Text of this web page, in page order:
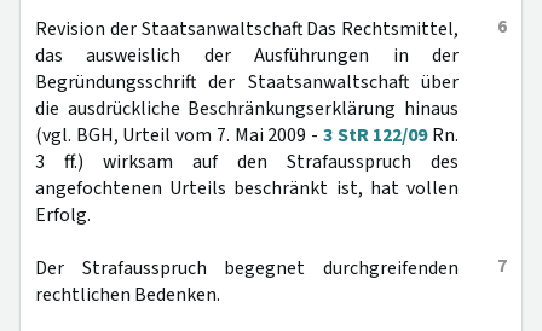
6
Revision der Staatsanwaltschaft Das Rechtsmittel,
das ausweislich der Ausführungen in der
Begründungsschrift der Staatsanwaltschaft über
die ausdrückliche Beschränkungserklärung hinaus
(vgl. BGH, Urteil vom 7. Mai 2009 - 3 StR 122/09Rn.
3 ff.) wirksam auf den Strafausspruch des
angefochtenen Urteils beschränkt ist, hat vollen
Erfolg.
7
Der Strafausspruch begegnet durchgreifenden
rechtlichen Bedenken.